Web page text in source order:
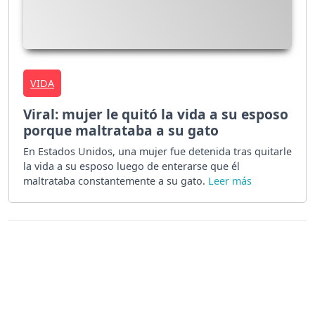
VIDA
Viral: mujer le quitó la vida a su esposo
porque maltrataba a su gato
En Estados Unidos, una mujer fue detenida tras quitarle
la vida a su esposo luego de enterarse que él
maltrataba constantemente a su gato.